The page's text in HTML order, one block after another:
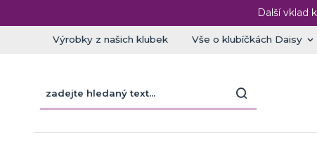
Další vklad
Výrobky z našich klubek Vše o klubíčkách Daisy